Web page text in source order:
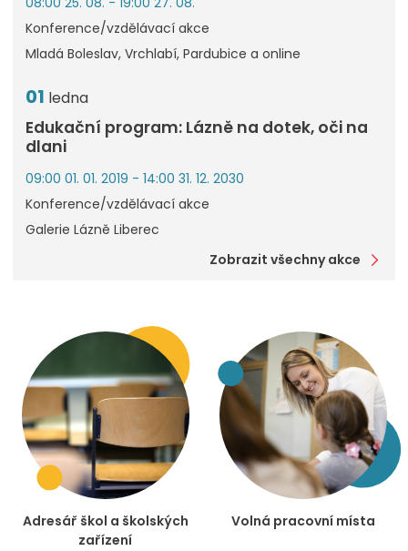
Konference/vzdělávací akce
Mladá Boleslav, Vrchlabí, Pardubice a online
01 ledna
Edukační program: Lázně na dotek, oči na
dlani
09:00 01. 01. 2019 - 14:00 31. 12. 2030
Konference/vzdělávací akce
Galerie Lázně Liberec
Zobrazit všechny akce
Adresář škol a školských
zařízení
Volná pracovní místa